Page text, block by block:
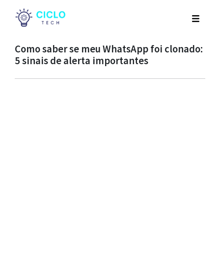
Como saber se meu WhatsApp foi clonado:
5 sinais de alerta importantes